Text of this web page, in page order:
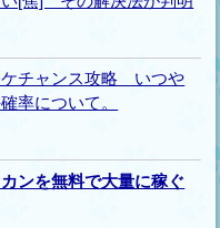
ケチャンス攻略 いつや
率について。
ンを無料で大量に稼ぐ